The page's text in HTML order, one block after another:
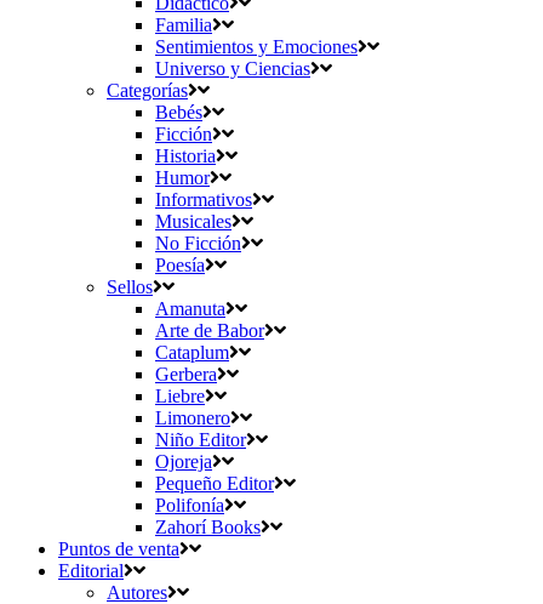
Familia
Sentimientos y Emociones
Universo y Ciencias
Categorías
Bebés
Ficción
Historia
Humor
Informativos
Musicales
No Ficción
Poesía
Sellos
Amanuta
Arte de Babor
Cataplum
Gerbera
Liebre
Limonero
Niño Editor
Ojoreja
Pequeño Editor
Polifonía
Zahorí Books
Puntos de venta
Editorial
Autores